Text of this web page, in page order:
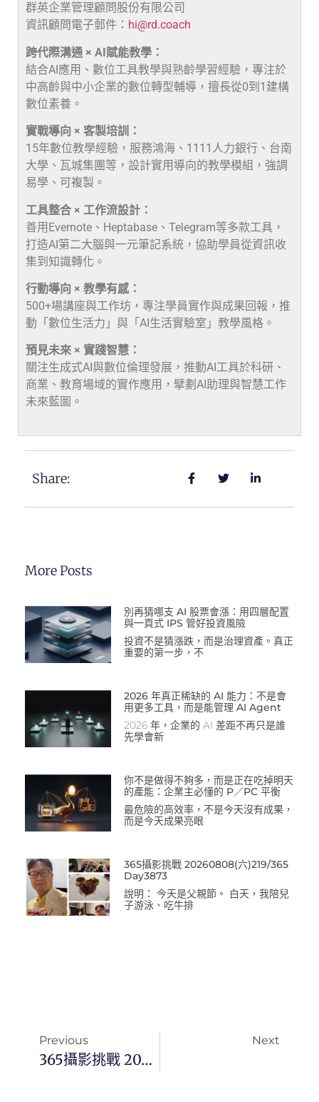
群英企業管理顧問股份有限公司
資訊顧問電子郵件： hi@rd.coach
跨代際溝通 × AI賦能教學：
結合AI應用、數位工具教學與熟齡學習經驗，專注於
中高齡與中小企業的數位轉型輔導，擅長從0到1建構
數位素養。
實戰導向 × 客製培訓：
15年數位教學經驗，服務鴻海、1111人力銀行、台南
大學、瓦城集團等，設計實用導向的教學模組，強調
易學、可複製。
工具整合 × 工作流設計：
善用Evernote、Heptabase、Telegram等多款工具，
打造AI第二大腦與一元筆記系統，協助學員從資訊收
集到知識轉化。
行動導向 × 教學有感：
500+場講座與工作坊，專注學員實作與成果回報，推
動「數位生活力」與「AI生活實驗室」教學風格。
預見未來 × 實踐智慧：
關注生成式AI與數位倫理發展，推動AI工具於科研、
商業、教育場域的實作應用，擘劃AI助理與智慧工作
未來藍圖。
Share:
More Posts
別再猜哪支 AI 股票會漲：用四層配置
與一頁式 IPS 管好投資風險
投資不是猜漲跌，而是治理資產。真正
重要的第一步，不
2026 年真正稀缺的 AI 能力：不是會
用更多工具，而是能管理 AI Agent
2026 年，企業的 AI 差距不再只是誰
先學會新
你不是做得不夠多，而是正在吃掉明天
的產能：企業主必懂的 P／PC 平衡
最危險的高效率，不是今天沒有成果，
而是今天成果亮眼
365攝影挑戰 20260808(六)219/365
Day3873
說明： 今天是父親節。 白天，我陪兒
子游泳、吃牛排
Previous
365攝影挑戰 20260311(三)070/365 Day3723
Next